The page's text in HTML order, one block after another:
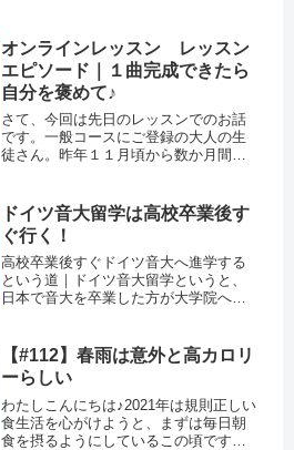
そのまま「blaue Ampel (青信号)」と呼
んでいました。そもそもドイ...
オンラインレッスン レッスン
エピソード｜１曲完成できたら
自分を褒めて♪
さて、今回は先日のレッスンでのお話
です。一般コースにご登録の大人の生
徒さん。昨年１１月頃から数か月間、
最後までスラスラと通して演奏してく
ださいました。
ドイツ音大留学は高校卒業後す
ぐ行く！
高校卒業後すぐドイツ音大へ進学する
という道｜ドイツ音大留学というと、
日本で音大を卒業した方が大学院へ行
しょうか。
【#112】春雨は意外と高カロリ
ーらしい
わたしこんにちは♪2021年は規則正しい
食生活を心がけようと、まずは毎日朝
食を摂るようにしているこの頃です。